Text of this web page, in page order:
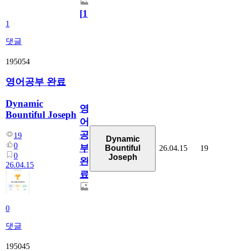
1
댓글
[1]
195054
영어공부 완료
Dynamic
Bountiful Joseph
19
0
0
26.04.15
0
댓글
영
어
공
부
완
료
Dynamic
Bountiful
Joseph
26.04.15 19
195045